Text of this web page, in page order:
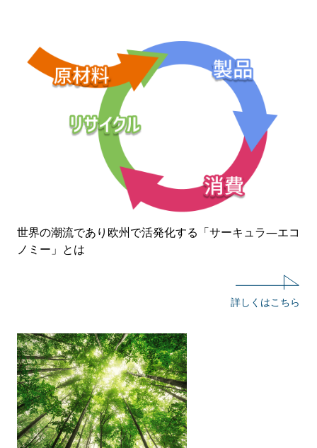
世界の潮流であり欧州で活発化する「サーキュラ—エコ
ノミー」とは
詳しくはこちら